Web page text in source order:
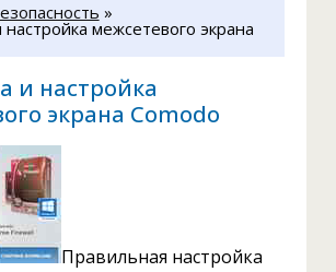
настройка межсетевого экрана
и настройка
экрана Comodo
Правильная настройка